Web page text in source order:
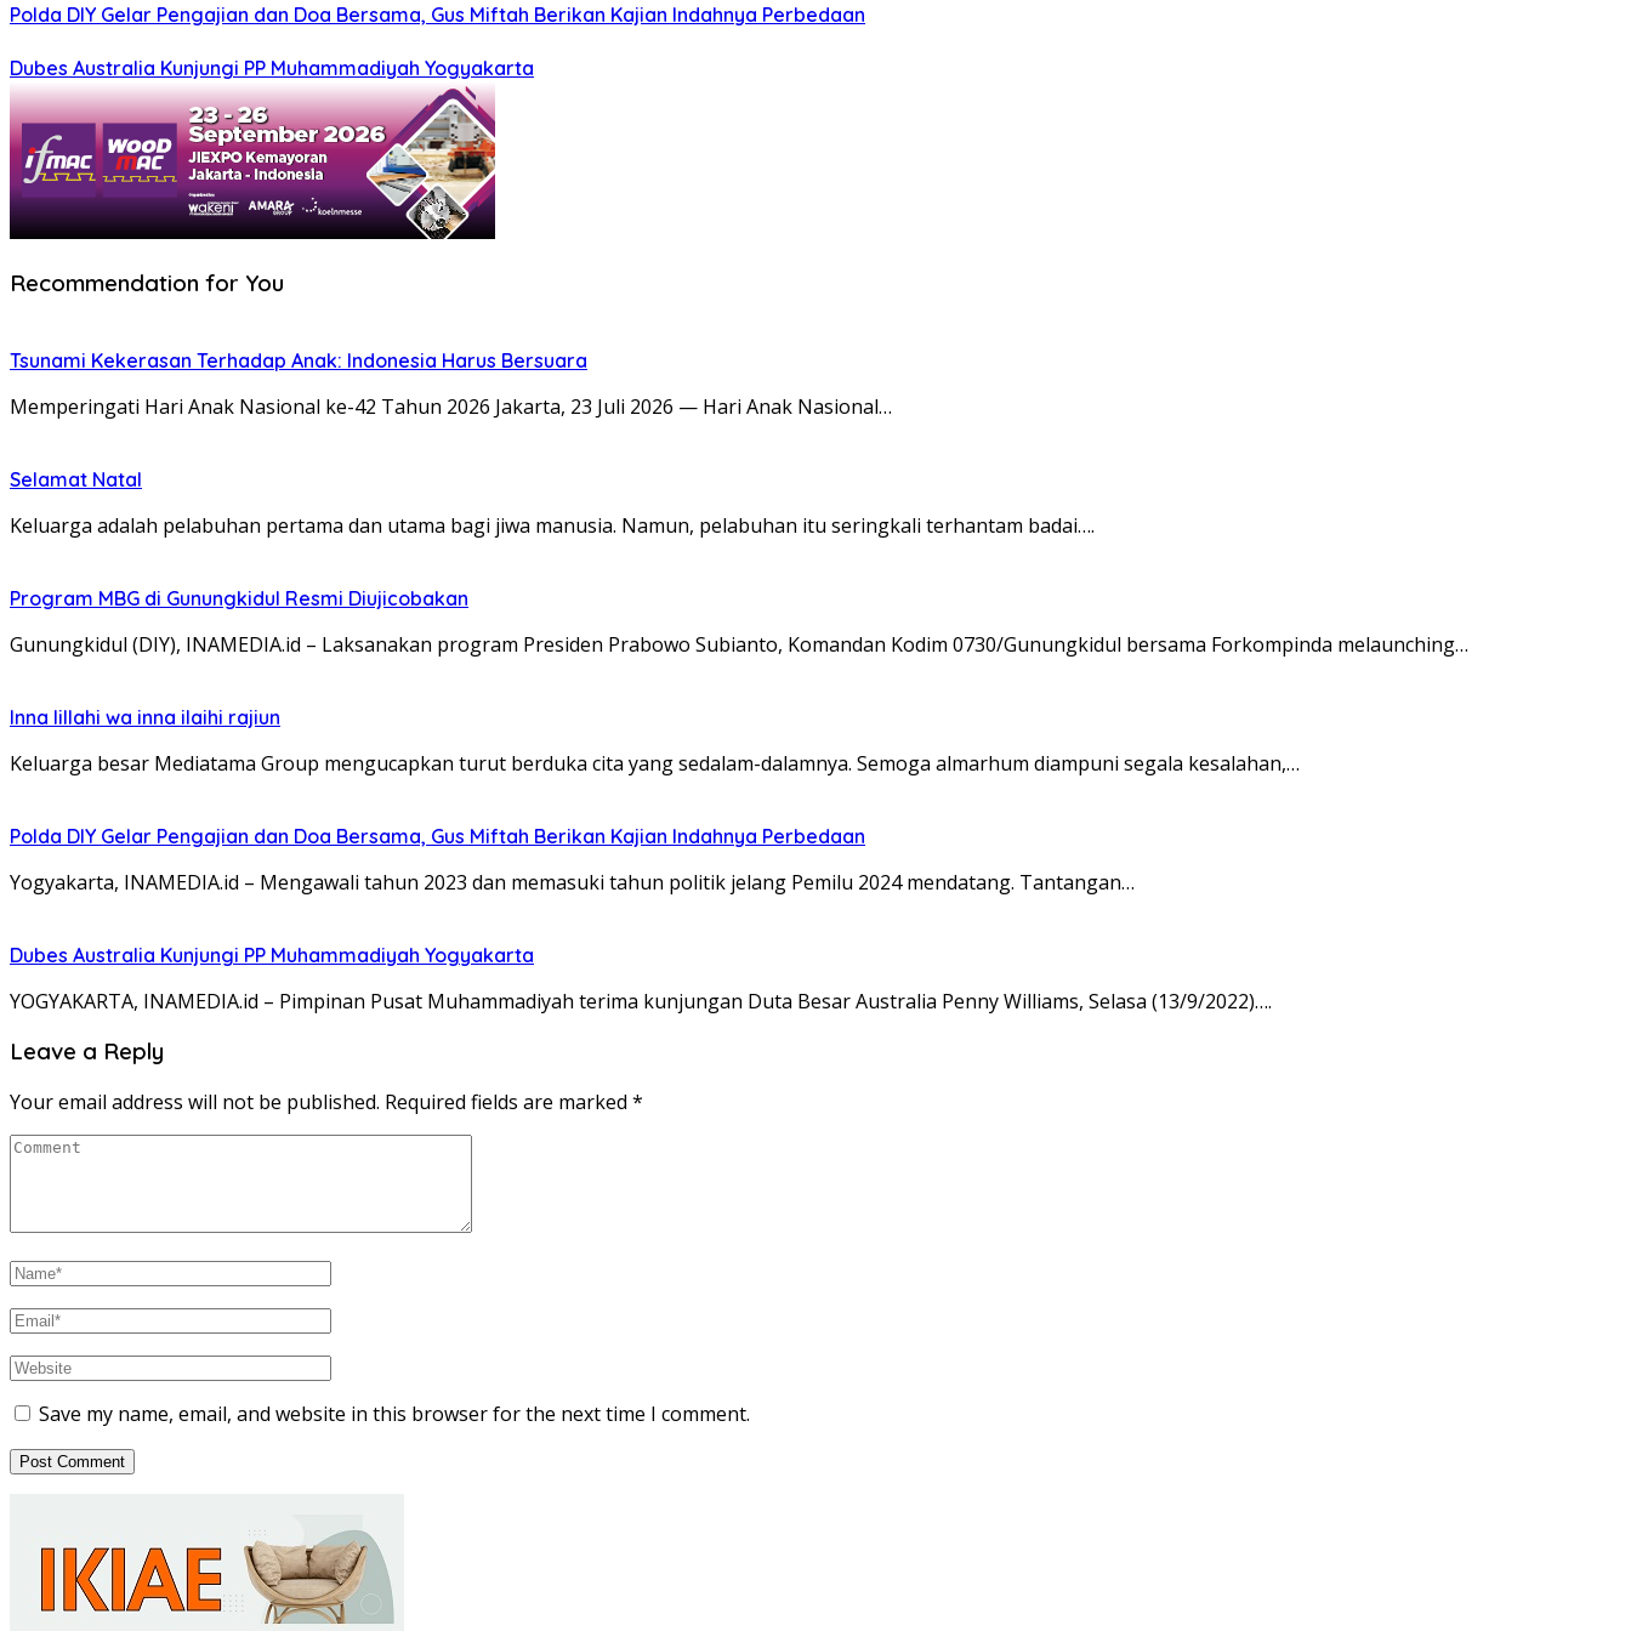
Polda DIY Gelar Pengajian dan Doa Bersama, Gus Miftah Berikan Kajian Indahnya Perbedaan
Dubes Australia Kunjungi PP Muhammadiyah Yogyakarta
Recommendation for You
Tsunami Kekerasan Terhadap Anak: Indonesia Harus Bersuara
Memperingati Hari Anak Nasional ke-42 Tahun 2026 Jakarta, 23 Juli 2026 — Hari Anak Nasional…
Selamat Natal
Keluarga adalah pelabuhan pertama dan utama bagi jiwa manusia. Namun, pelabuhan itu seringkali terhantam badai….
Program MBG di Gunungkidul Resmi Diujicobakan
Gunungkidul (DIY), INAMEDIA.id – Laksanakan program Presiden Prabowo Subianto, Komandan Kodim 0730/Gunungkidul bersama Forkompinda melaunching…
Inna lillahi wa inna ilaihi rajiun
Keluarga besar Mediatama Group mengucapkan turut berduka cita yang sedalam-dalamnya. Semoga almarhum diampuni segala kesalahan,…
Polda DIY Gelar Pengajian dan Doa Bersama, Gus Miftah Berikan Kajian Indahnya Perbedaan
Yogyakarta, INAMEDIA.id – Mengawali tahun 2023 dan memasuki tahun politik jelang Pemilu 2024 mendatang. Tantangan…
Dubes Australia Kunjungi PP Muhammadiyah Yogyakarta
YOGYAKARTA, INAMEDIA.id – Pimpinan Pusat Muhammadiyah terima kunjungan Duta Besar Australia Penny Williams, Selasa (13/9/2022)….
Leave a Reply
Your email address will not be published. Required fields are marked *
Save my name, email, and website in this browser for the next time I comment.